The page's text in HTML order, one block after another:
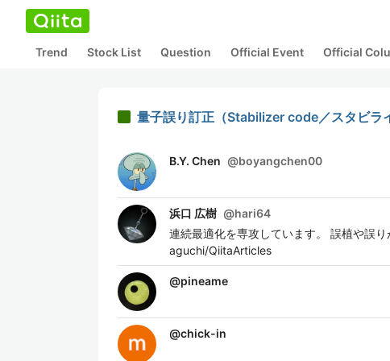
Trend Stock List Question Official Event Official
量子誤り訂正（Stabilizer code／スタビラ
B.Y. Chen @boyangchen00
浜口 広樹 @hari64
連続最適化を専攻しています。 誤植や誤
aguchi/QiitaArticles
@pineame
@chick-in